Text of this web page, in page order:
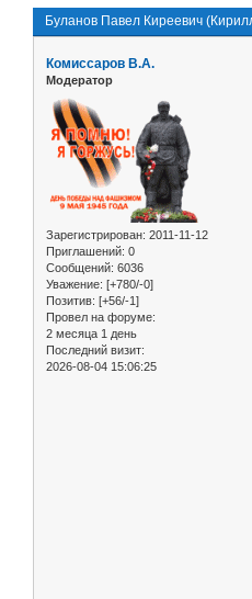
Буланов Павел Киреевич
Комиссаров В.А.
Модератор
Зарегистрирован: 2011-11-12
Приглашений: 0
Сообщений: 6036
Уважение: [+780/-0]
Позитив: [+56/-1]
Провел на форуме:
2 месяца 1 день
Последний визит:
2026-08-04 15:06:25